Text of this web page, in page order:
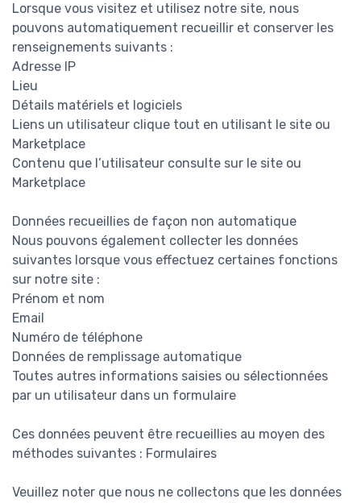
Lorsque vous visitez et utilisez notre site, nous
pouvons automatiquement recueillir et conserver les
renseignements suivants :
Adresse IP
Lieu
Détails matériels et logiciels
Liens un utilisateur clique tout en utilisant le site ou
Marketplace
Contenu que l’utilisateur consulte sur le site ou
Marketplace
Données recueillies de façon non automatique
Nous pouvons également collecter les données
suivantes lorsque vous effectuez certaines fonctions
sur notre site :
Prénom et nom
Email
Numéro de téléphone
Données de remplissage automatique
Toutes autres informations saisies ou sélectionnées
par un utilisateur dans un formulaire
Ces données peuvent être recueillies au moyen des
méthodes suivantes : Formulaires
Veuillez noter que nous ne collectons que les données